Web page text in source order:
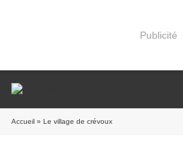
Publicité
Accueil » Le village de crévoux